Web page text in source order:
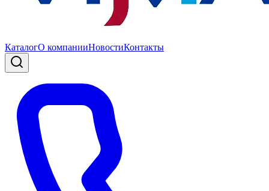
КаталогО компанииНовостиКонтакты